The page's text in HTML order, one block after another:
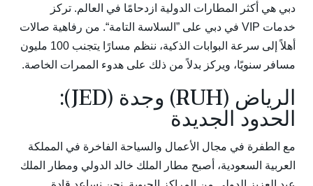
دبي هي أكثر المطارات الدولية ازدحامًا في العالم. تركز
خدمات VIP في دبي على ”السلاسة التامة“. من رفاهية صالات
أهلاً إلى سرعة البوابات الذكية، ننظم مسارًا يتجنب 100 مليون
مسافر سنويًا، ويركز بدلاً من ذلك على هدوء الممرات الخاصة.
الرياض (RUH) وجدة (JED):
الحدود الجديدة
مع الطفرة في مجال الأعمال والسياحة الفاخرة في المملكة
العربية السعودية، أصبح مطار الملك خالد الدولي ومطار الملك